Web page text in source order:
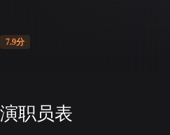
7.9分
演职员表